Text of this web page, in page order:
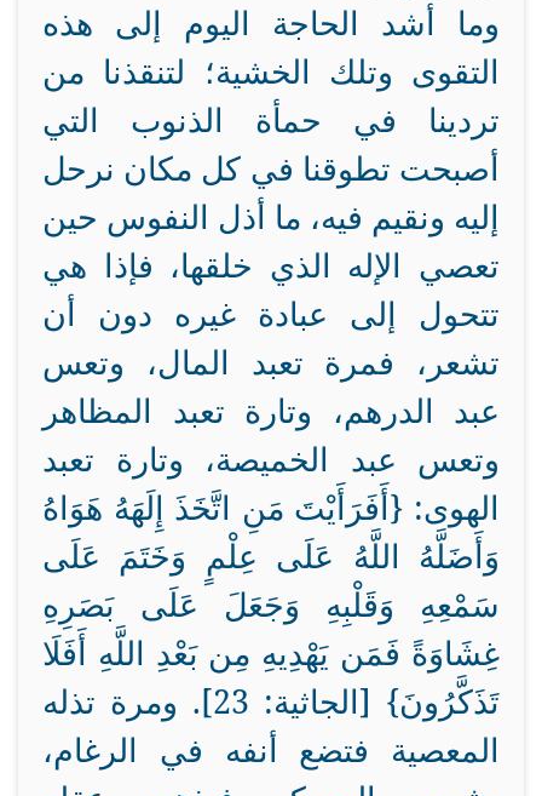
وما أشد الحاجة اليوم إلى هذه
التقوى وتلك الخشية؛ لتنقذنا من
تردينا في حمأة الذنوب التي
أصبحت تطوقنا في كل مكان نرحل
إليه ونقيم فيه، ما أذل النفوس حين
تعصي الإله الذي خلقها، فإذا هي
تتحول إلى عبادة غيره دون أن
تشعر، فمرة تعبد المال، وتعس
عبد الدرهم، وتارة تعبد المظاهر
وتعس عبد الخميصة، وتارة تعبد
الهوى: {أَفَرَأَيْتَ مَنِ اتَّخَذَ إِلَهَهُ هَوَاهُ
وَأَضَلَّهُ اللَّهُ عَلَى عِلْمٍ وَخَتَمَ عَلَى
سَمْعِهِ وَقَلْبِهِ وَجَعَلَ عَلَى بَصَرِهِ
غِشَاوَةً فَمَن يَهْدِيهِ مِن بَعْدِ اللَّهِ أَفَلَا
تَذَكَّرُونَ} [الجاثية: 23]. ومرة تذله
المعصية فتضع أنفه في الرغام،